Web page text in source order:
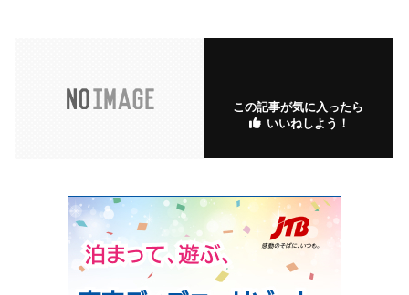
この記事が気に入ったら
いいねしよう！